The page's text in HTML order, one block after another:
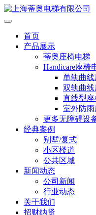
首页
产品展示
蒂奥座椅电梯
Handicare座椅
单轨曲
双轨曲
直线型
室外防
更多无障碍设
经典案例
别墅/复式
小区楼道
公共区域
新闻动态
公司新闻
行业动态
关于我们
招财纳贤